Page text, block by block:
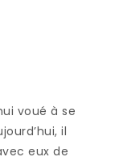
voué à se
il
eux de